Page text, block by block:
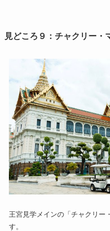
見どころ９：チャクリー・
王宮見学メインの「チャクリー
す。